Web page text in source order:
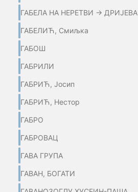
ГАБЕЛА НА НЕРЕТВИ → ДРИЈЕВА
ГАБЕЛИЋ, Смиљка
ГАБОШ
ГАБРИЛИ
ГАБРИЋ, Јосип
ГАБРИЋ, Нестор
ГАБРО
ГАБРОВАЦ
ГАВА ГРУПА
ГАВАН, БОГАТИ